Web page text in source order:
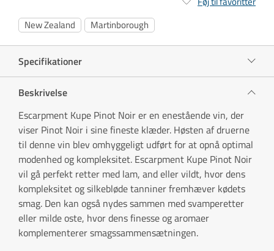
New Zealand
Martinborough
Specifikationer
Beskrivelse
Escarpment Kupe Pinot Noir er en enestående vin, der
viser Pinot Noir i sine fineste klæder. Høsten af druerne
til denne vin blev omhyggeligt udført for at opnå optimal
modenhed og kompleksitet. Escarpment Kupe Pinot Noir
vil gå perfekt retter med lam, and eller vildt, hvor dens
kompleksitet og silkebløde tanniner fremhæver kødets
smag. Den kan også nydes sammen med svamperetter
eller milde oste, hvor dens finesse og aromaer
komplementerer smagssammensætningen.